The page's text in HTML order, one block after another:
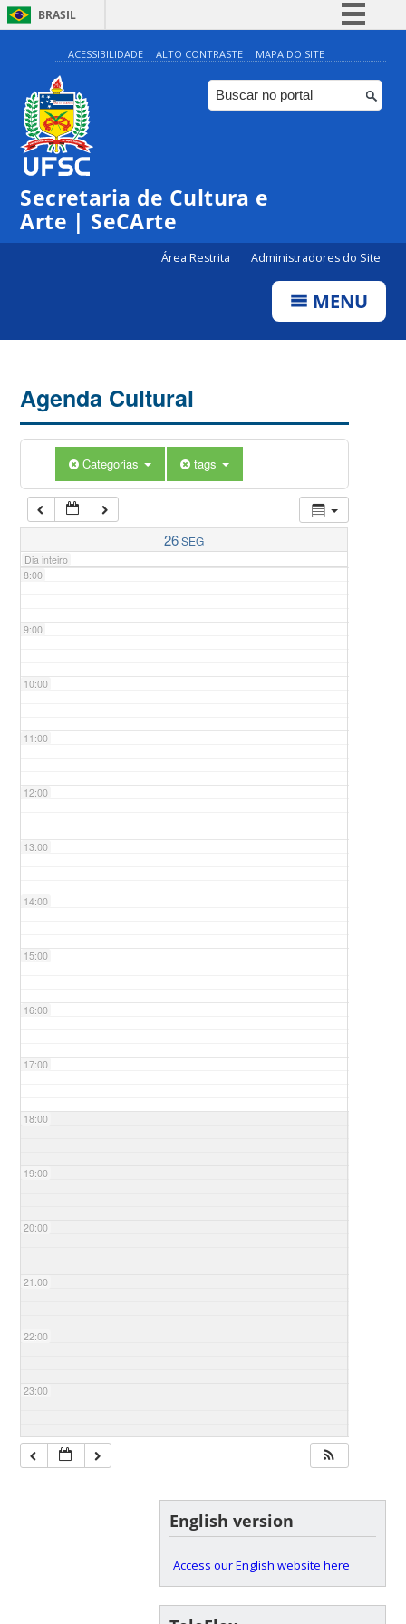
BRASIL
Simplifique!
Comunica BR
Participe
ACESSIBILIDADE ALTO CONTRASTE MAPA DO SITE
Secretaria de Cultura e
Arte | SeCArte
Área Restrita Administradores do Site
MENU
Agenda Cultural
Categorias tags
26SEG
Dia inteiro
0:00
1:00
5:00
7:00
8:00
9:00
10:00
11:00
12:00
13:00
14:00
15:00
16:00
17:00
18:00
19:00
20:00
21:00
22:00
23:00
English version
Access our English website here